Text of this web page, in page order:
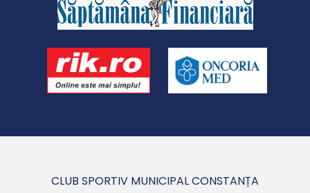
CLUB SPORTIV MUNICIPAL CONSTANȚA